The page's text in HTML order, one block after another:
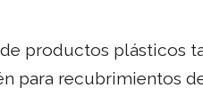
productos plásticos
para recubrimientos